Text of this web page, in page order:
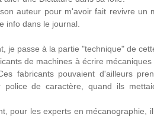
auteur pour m'avoir fait revivre un
info dans le journal.
je passe à la partie "technique" de
de machines à écrire
fabricants pouvaient d'ailleurs
police de caractère, quand ils
pour les experts en mécanographie,